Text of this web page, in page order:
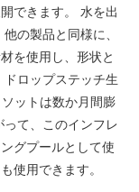
できます。 水を出
の製品と同様に、
を使用し、形状と
ロップステッチ生
ットは数か月間膨
て、このインフレ
グプールとして使
使用できます。